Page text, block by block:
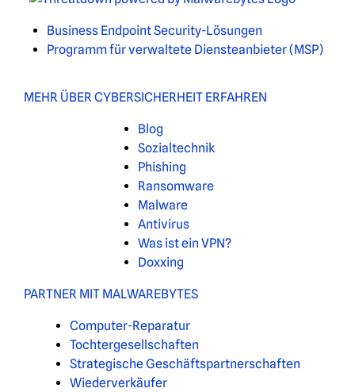
Business Endpoint Security-Lösungen
Programm für verwaltete Diensteanbieter (MSP)
MEHR ÜBER CYBERSICHERHEIT ERFAHREN
Blog
Sozialtechnik
Phishing
Ransomware
Malware
Antivirus
Was ist ein VPN?
Doxxing
PARTNER MIT MALWAREBYTES
Computer-Reparatur
Tochtergesellschaften
Strategische Geschäftspartnerschaften
Wiederverkäufer